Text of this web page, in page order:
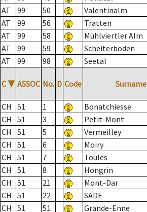
AT
99 50 Valentinalm
AT
99 56 Tratten
AT
99 58 Mühlviertler Alm
AT
99 59 Scheiterboden
AT
99 98 Seetal
C ▼ ASSOC No. D Code Surname
CH
51 1 Bonatchiesse
CH
51 3 Petit-Mont
CH
51 5 Vermeilley
CH
51 6 Moiry
CH
51 7 Toules
CH
51 8 Hongrin
CH
51 21 Mont-Dar
CH
51 22 SADE
CH
51 51 Grande-Enne